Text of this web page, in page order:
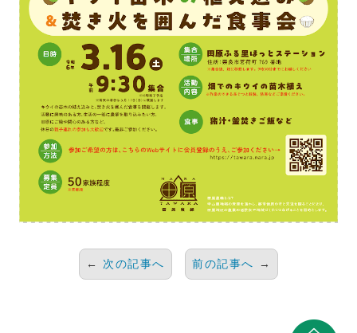
← 次の記事へ 前の記事へ →